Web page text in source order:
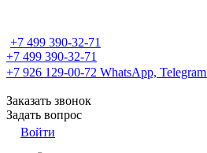
+7 499 390-32-71
+7 499 390-32-71
+7 926 129-00-72 WhatsApp, Telegram
Заказать звонок
Задать вопрос
Войти